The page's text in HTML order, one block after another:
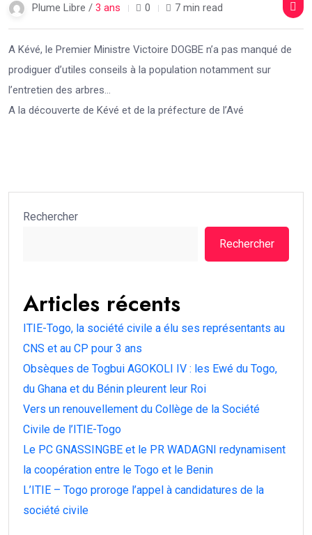
Plume Libre / 3 ans 0 7 min read
A Kévé, le Premier Ministre Victoire DOGBE n’a pas manqué de
prodiguer d’utiles conseils à la population notamment sur
l’entretien des arbres…
A la découverte de Kévé et de la préfecture de l’Avé
Rechercher
Rechercher
Articles récents
ITIE-Togo, la société civile a élu ses représentants au
CNS et au CP pour 3 ans
Obsèques de Togbui AGOKOLI IV : les Ewé du Togo,
du Ghana et du Bénin pleurent leur Roi
Vers un renouvellement du Collège de la Société
Civile de l’ITIE-Togo
Le PC GNASSINGBE et le PR WADAGNI redynamisent
la coopération entre le Togo et le Benin
L’ITIE – Togo proroge l’appel à candidatures de la
société civile